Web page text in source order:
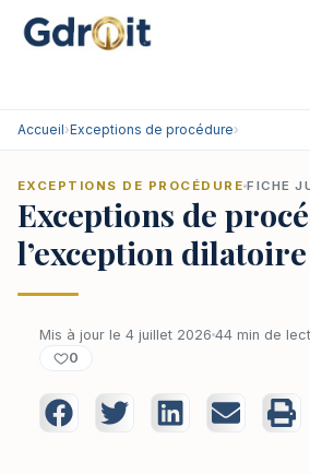
Accueil›Exceptions de procédure›
EXCEPTIONS DE PROCÉDURE FICHE
Exceptions de
l’exception dilatoire
Mis à jour le 4 juillet 2026 44 min de
0